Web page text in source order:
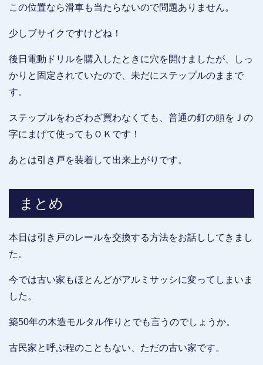
この位置なら滑車も当たらないので問題ありません。
少しブサイクですけどね！
後日電動ドリルを購入したときに穴を開けましたが、しっ
かりと固定されていたので、未だにステップルのままで
す。
ステップルをわざわざ買わなくても、普通の釘の頭をＪの
字にまげて使ってもＯＫです！
あとは引き戸を装着して出来上がりです。
まとめ
本日は引き戸のレールを交換する方法をお話ししてきまし
た。
今では古い家もほとんどがアルミサッシに変ってしまいま
した。
築50年の木造モルタル作りとでも言うのでしょうか。
古民家と呼ぶ程のこともない、ただの古い家です。